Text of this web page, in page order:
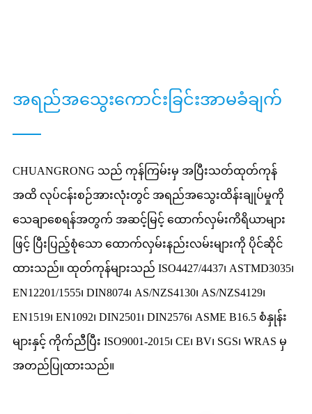
အရည်အသွေးကောင်းခြင်းအာမခံချက်
CHUANGRONG သည် ကုန်ကြမ်းမှ အပြီးသတ်ထုတ်ကုန်
အထိ လုပ်ငန်းစဉ်အားလုံးတွင် အရည်အသွေးထိန်းချုပ်မှုကို
သေချာစေရန်အတွက် အဆင့်မြင့် ထောက်လှမ်းကိရိယာများ
ဖြင့် ပြီးပြည့်စုံသော ထောက်လှမ်းနည်းလမ်းများကို ပိုင်ဆိုင်
ထားသည်။ ထုတ်ကုန်များသည် ISO4427/4437၊ ASTMD3035၊
EN12201/1555၊ DIN8074၊ AS/NZS4130၊ AS/NZS4129၊
EN1519၊ EN1092၊ DIN2501၊ DIN2576၊ ASME B16.5 စံနှုန်း
များနှင့် ကိုက်ညီပြီး ISO9001-2015၊ CE၊ BV၊ SGS၊ WRAS မှ
အတည်ပြုထားသည်။